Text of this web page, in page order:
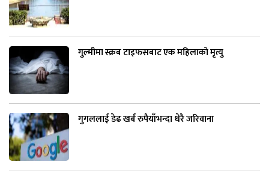
गुल्मीमा स्क्रब टाइफसबाट एक महिलाको मृत्यु
गुगललाई डेढ खर्ब रुपैयाँभन्दा धेरै जरिवाना